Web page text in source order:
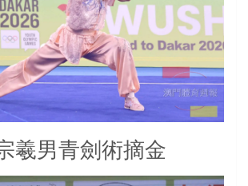
羲男青劍術摘金